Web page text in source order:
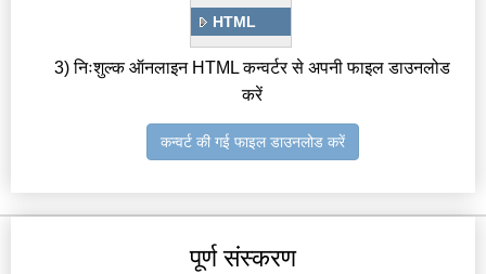
HTML
3) निःशुल्क ऑनलाइन HTML कन्वर्टर से अपनी फाइल डाउनलोड
करें
कन्वर्ट की गई फाइल डाउनलोड करें
पूर्ण संस्करण